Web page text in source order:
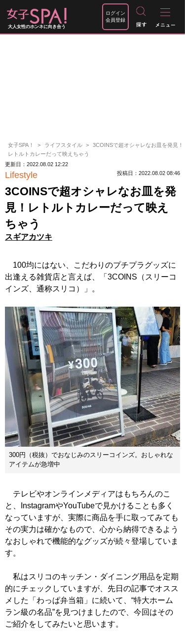
大人女性のホンネに向き合う
ログイン
会員登録
女子SPA！ ライフスタイル
3COINSで超オシャレなお皿を発見！
レトルトカレーだって映えちゃう
更新日：2022.08.02 12:22
Lifestyle 投稿日：2022.08.02 08:46
3COINSで超オシャレなお皿を発
見！レトルトカレーだって映え
ちゃう
スギアカツキ
100均にはない、こだわりのプチプラグッズに
出逢える雑貨店と言えば、「3COINS（スリーコ
インズ、通称スリコ）」。
300円（税抜）でおなじみのスリーコインズ。おしゃれな
アイテムが急増中
テレビやオンラインメディアはもちろんのこ
と、InstagramやYouTubeで見かけることも多く
なっていますが、実際に商品を手に取ってみても
その実力は確かなもので、心から納得できるよう
なおしゃれで機能的なグッズが続々登場していま
す。
私はスリコのキッチン・ダイニング用品を定期
的にチェックしていますが、先日の記事でオスス
メした「わっぱ弁当箱」に続いて、“特大ホーム
ラン級の名品”を見つけましたので、今回はその
ご紹介をしてみたいと思います。